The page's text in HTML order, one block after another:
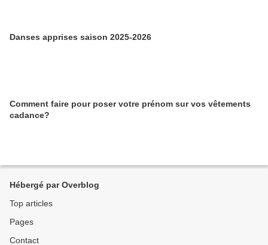
Danses apprises saison 2025-2026
Comment faire pour poser votre prénom sur vos vêtements
cadance?
Hébergé par Overblog
Top articles
Pages
Contact